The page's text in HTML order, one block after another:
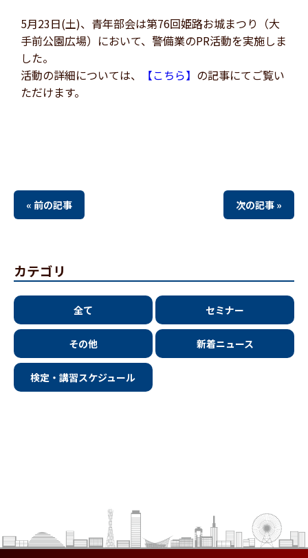
5月23日(土)、青年部会は第76回姫路お城まつり（大
手前公園広場）において、警備業のPR活動を実施しま
した。
活動の詳細については、
【こちら】 の記事にてご覧い
ただけます。
« 前の記事 次の記事 »
カテゴリ
全て セミナー
その他 新着ニュース
検定・講習スケジュール